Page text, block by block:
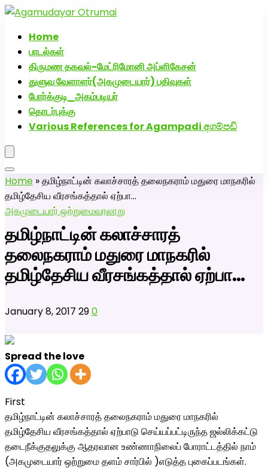
Home
பாடல்கள்
திருமண தகவல்-மேட்ரிமோனி அப்ளிகேசன்
துளுவ வேளாளர்(அகமுடையார்) பதிவுகள்
போர்க்குடி_அகம்படியர்
தொடர்புக்கு
Various References for Agampadi අගම්පඩි
Home »தமிழ்நாட்டின் கலாச்சாரத் தலைநகராம் மதுரை மாநகரில்
தமிழ்தேசிய வீரசங்கத்தால் ஏற்பா…
அகமுடையார் ஒற்றுமைவரலாறு
தமிழ்நாட்டின் கலாச்சாரத்
தலைநகராம் மதுரை மாநகரில்
தமிழ்தேசிய வீரசங்கத்தால் ஏற்பா…
January 8, 2017 290
Spread the love
First
தமிழ்நாட்டின் கலாச்சாரத் தலைநகராம் மதுரை மாநகரில்
தமிழ்தேசிய வீரசங்கத்தால் ஏற்பாடு செய்யப்பட்டிருந்த ஜல்லிக்கட்டு
தடைநீக்குதலுக்கு ஆதரவான உண்ணாநிலைப் போராட்டத்தில் நாம்
(அகமுடையார் ஒற்றுமை தளம் சார்பில் )எடுத்த புகைப்படங்கள்.
அகமுடையார் திருமண வரன்களுக்கு அகமுடையார்மேட்ரி-